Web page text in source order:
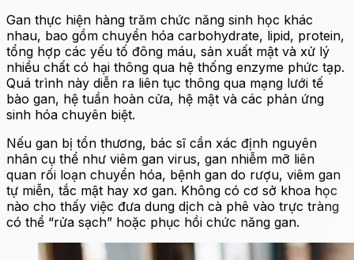
Gan thực hiện hàng trăm chức năng sinh học khác
nhau, bao gồm chuyển hóa carbohydrate, lipid, protein,
tổng hợp các yếu tố đông máu, sản xuất mật và xử lý
nhiều chất có hại thông qua hệ thống enzyme phức tạp.
Quá trình này diễn ra liên tục thông qua mạng lưới tế
bào gan, hệ tuần hoàn cửa, hệ mật và các phản ứng
sinh hóa chuyên biệt.
Nếu gan bị tổn thương, bác sĩ cần xác định nguyên
nhân cụ thể như viêm gan virus, gan nhiễm mỡ liên
quan rối loạn chuyển hóa, bệnh gan do rượu, viêm gan
tự miễn, tắc mật hay xơ gan. Không có cơ sở khoa học
nào cho thấy việc đưa dung dịch cà phê vào trực tràng
có thể “rửa sạch” hoặc phục hồi chức năng gan.